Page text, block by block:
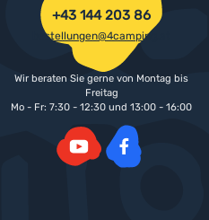
+43 144 203 86
bestellungen@4camping.at
Wir beraten Sie gerne von Montag bis
Freitag
Mo - Fr: 7:30 - 12:30 und 13:00 - 16:00